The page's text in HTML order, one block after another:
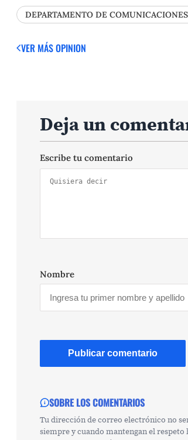
DEPARTAMENTO DE
VER MÁS OPINION
Deja un
Escribe tu comentario
Nombre
SOBRE LOS COMENTARIOS
Tu dirección de correo electrónico no
siempre y cuando mantengan el